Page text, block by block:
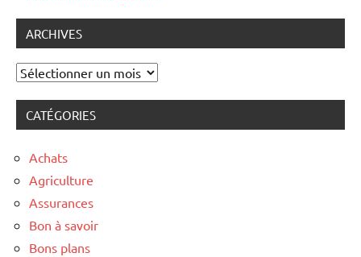
ARCHIVES
Archives
CATÉGORIES
Achats
Agriculture
Assurances
Bon à savoir
Bons plans